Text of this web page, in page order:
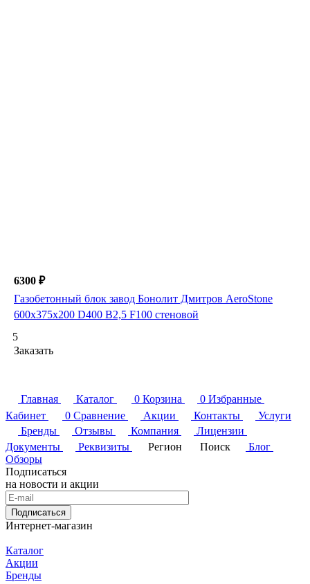
6300 ₽
Газобетонный блок завод Бонолит Дмитров AeroStone
600х375х200 D400 B2,5 F100 стеновой
5
Заказать
Главная Каталог 0 Корзина 0 Избранные
Кабинет
0 Сравнение Акции Контакты
Услуги
Бренды
Отзывы Компания
Лицензии
Документы
Реквизиты Регион Поиск
Блог
Обзоры
Подписаться
на новости и акции
Подписаться
Интернет-магазин
Каталог
Акции
Бренды